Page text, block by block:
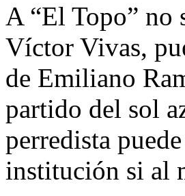
A “El Topo” no
Víctor Vivas,
de Emiliano
partido del sol
perredista
institución si al